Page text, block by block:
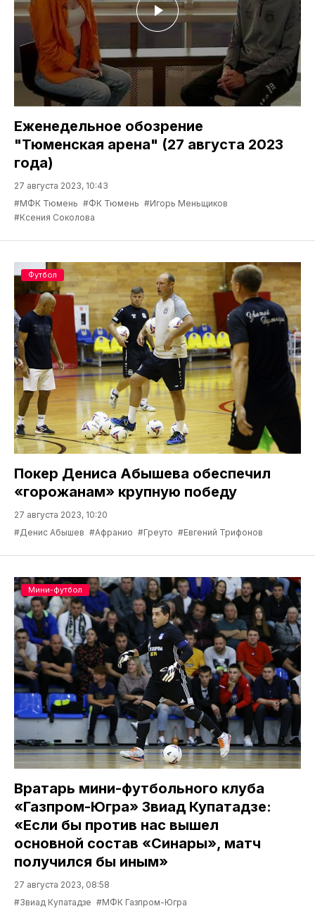
Еженедельное обозрение
"Тюменская арена" (27 августа 2023
года)
27 августа 2023, 10:43
#МФК Тюмень #ФК Тюмень #Игорь Меньщиков
#Ксения Соколова
Покер Дениса Абышева обеспечил
«горожанам» крупную победу
27 августа 2023, 10:20
#Денис Абышев #Афранио #Греуто #Евгений Трифонов
Футбол
Вратарь мини-футбольного клуба
«Газпром-Югра» Звиад Купатадзе:
«Если бы против нас вышел
основной состав «Синары», матч
получился бы иным»
27 августа 2023, 08:58
#Звиад Купатадзе #МФК Газпром-Югра
Мини-футбол